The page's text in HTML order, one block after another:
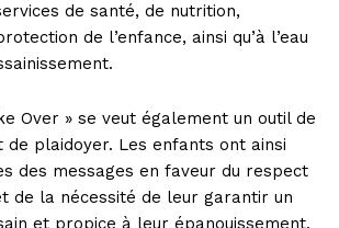
de santé, de nutrition,
de l’enfance, ainsi qu’à l’eau
Over » se veut également un outil de
de plaidoyer. Les enfants ont ainsi
des messages en faveur du respect
de la nécessité de leur garantir un
et propice à leur épanouissement.